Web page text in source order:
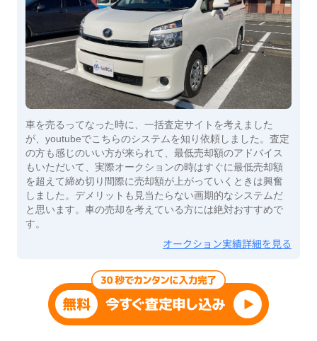
車を売るってなった時に、一括査定サイトを考えました
が、youtubeでこちらのシステムを知り依頼しました。査定
の方も感じのいい方が来られて、最低売却額のアドバイス
もいただいて、実際オークションの時はすぐに最低売却額
を超えて締め切り間際に売却額が上がっていくときは興奮
しました。デメリットも見当たらない画期的なシステムだ
と思います。車の売却を考えている方には絶対おすすめで
す。
オークション実績詳細を見る